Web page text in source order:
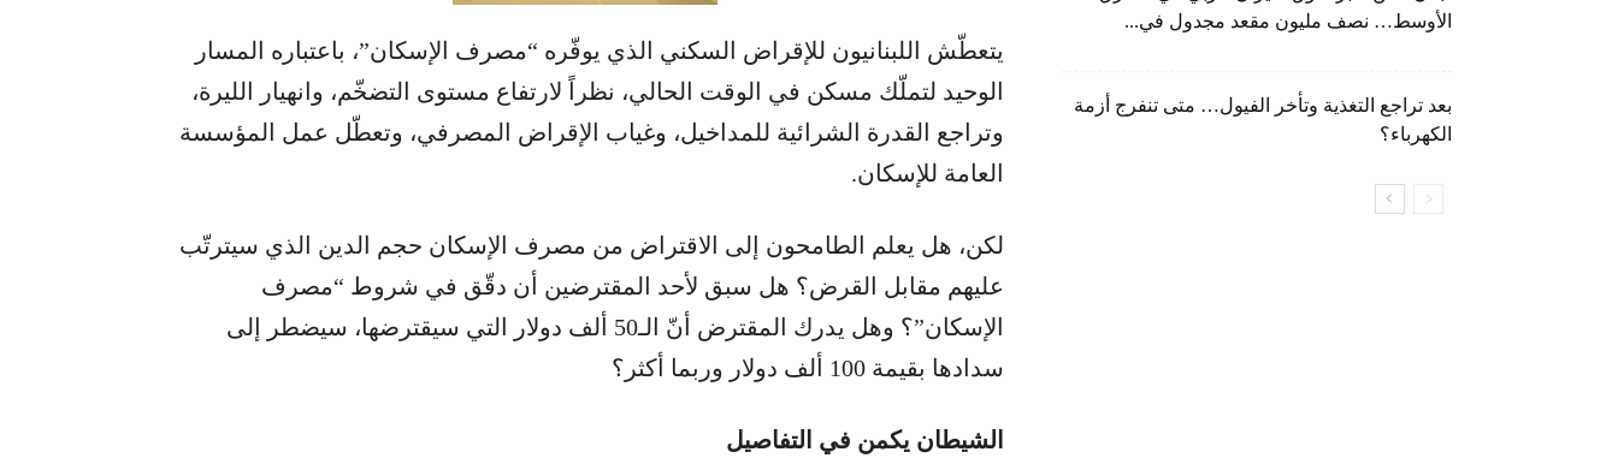
يتعطّش اللبنانيون للإقراض السكني الذي يوفّره “مصرف الإسكان”، باعتباره المسار
الوحيد لتملّك مسكن في الوقت الحالي، نظراً لارتفاع مستوى التضخّم، وانهيار الليرة،
وتراجع القدرة الشرائية للمداخيل، وغياب الإقراض المصرفي، وتعطّل عمل المؤسسة
العامة للإسكان.
لكن، هل يعلم الطامحون إلى الاقتراض من مصرف الإسكان حجم الدين الذي سيترتّب
عليهم مقابل القرض؟ هل سبق لأحد المقترضين أن دقّق في شروط “مصرف
الإسكان”؟ وهل يدرك المقترض أنّ الـ50 ألف دولار التي سيقترضها، سيضطر إلى
سدادها بقيمة 100 ألف دولار وربما أكثر؟
الشيطان يكمن في التفاصيل
الأوسط… نصف مليون مقعد مجدول في...
بعد تراجع التغذية وتأخر الفيول… متى تنفرج أزمة
الكهرباء؟